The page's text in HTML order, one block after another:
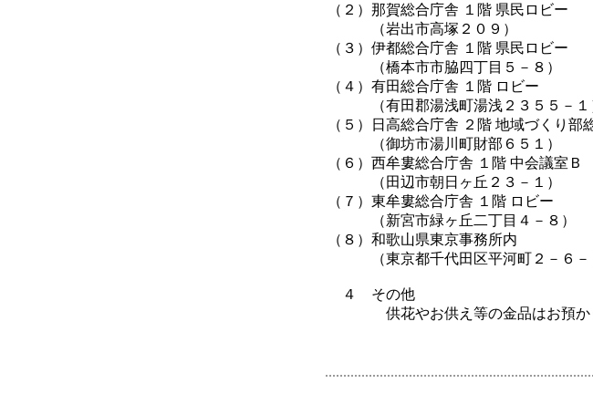
（２）那賀総合庁舎 １階 県民ロビー
（岩出市高塚２０９）
（３）伊都総合庁舎 １階 県民ロビー
（橋本市市脇四丁目５－８）
（４）有田総合庁舎 １階 ロビー
（有田郡湯浅町湯浅２３５５－１
（５）日高総合庁舎 ２階 地域づくり部
（御坊市湯川町財部６５１）
（６）西牟婁総合庁舎 １階 中会議室Ｂ
（田辺市朝日ヶ丘２３－１）
（７）東牟婁総合庁舎 １階 ロ
（新宮市緑ヶ丘二丁目４－８）
（８）和歌山県東京事務所内
（東京都千代田区平河町２－６－
４ その他
供花やお供え等の金品はお預かり